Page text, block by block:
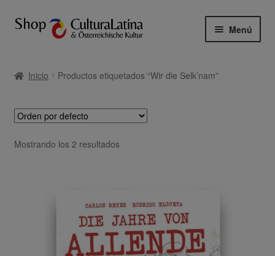
Ir
navegación
Ir
Menú
Carrito
Política de privacidad revista „CulturaLatina &
Österreichische Kultur“
Inicio Productos etiquetados “Wir die Selk’nam”
Mostrando los 2 resultados